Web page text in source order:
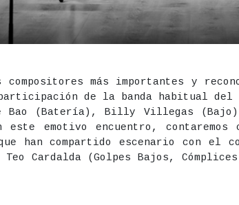
compositores más importantes y
de la banda habitual del
Bao (Batería), Billy Villegas
emotivo encuentro, contaremos
han compartido escenario con el
Teo Cardalda (Golpes Bajos,